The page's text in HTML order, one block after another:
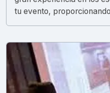
tu evento,